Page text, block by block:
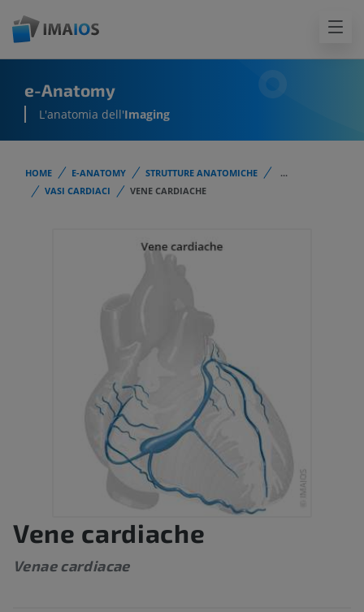
e-Anatomy
L'anatomia dell'Imaging
HOME E-ANATOMY STRUTTURE ANATOMICHE
...
VASI CARDIACI
VENE CARDIACHE
Vene cardiache
Venae cardiacae